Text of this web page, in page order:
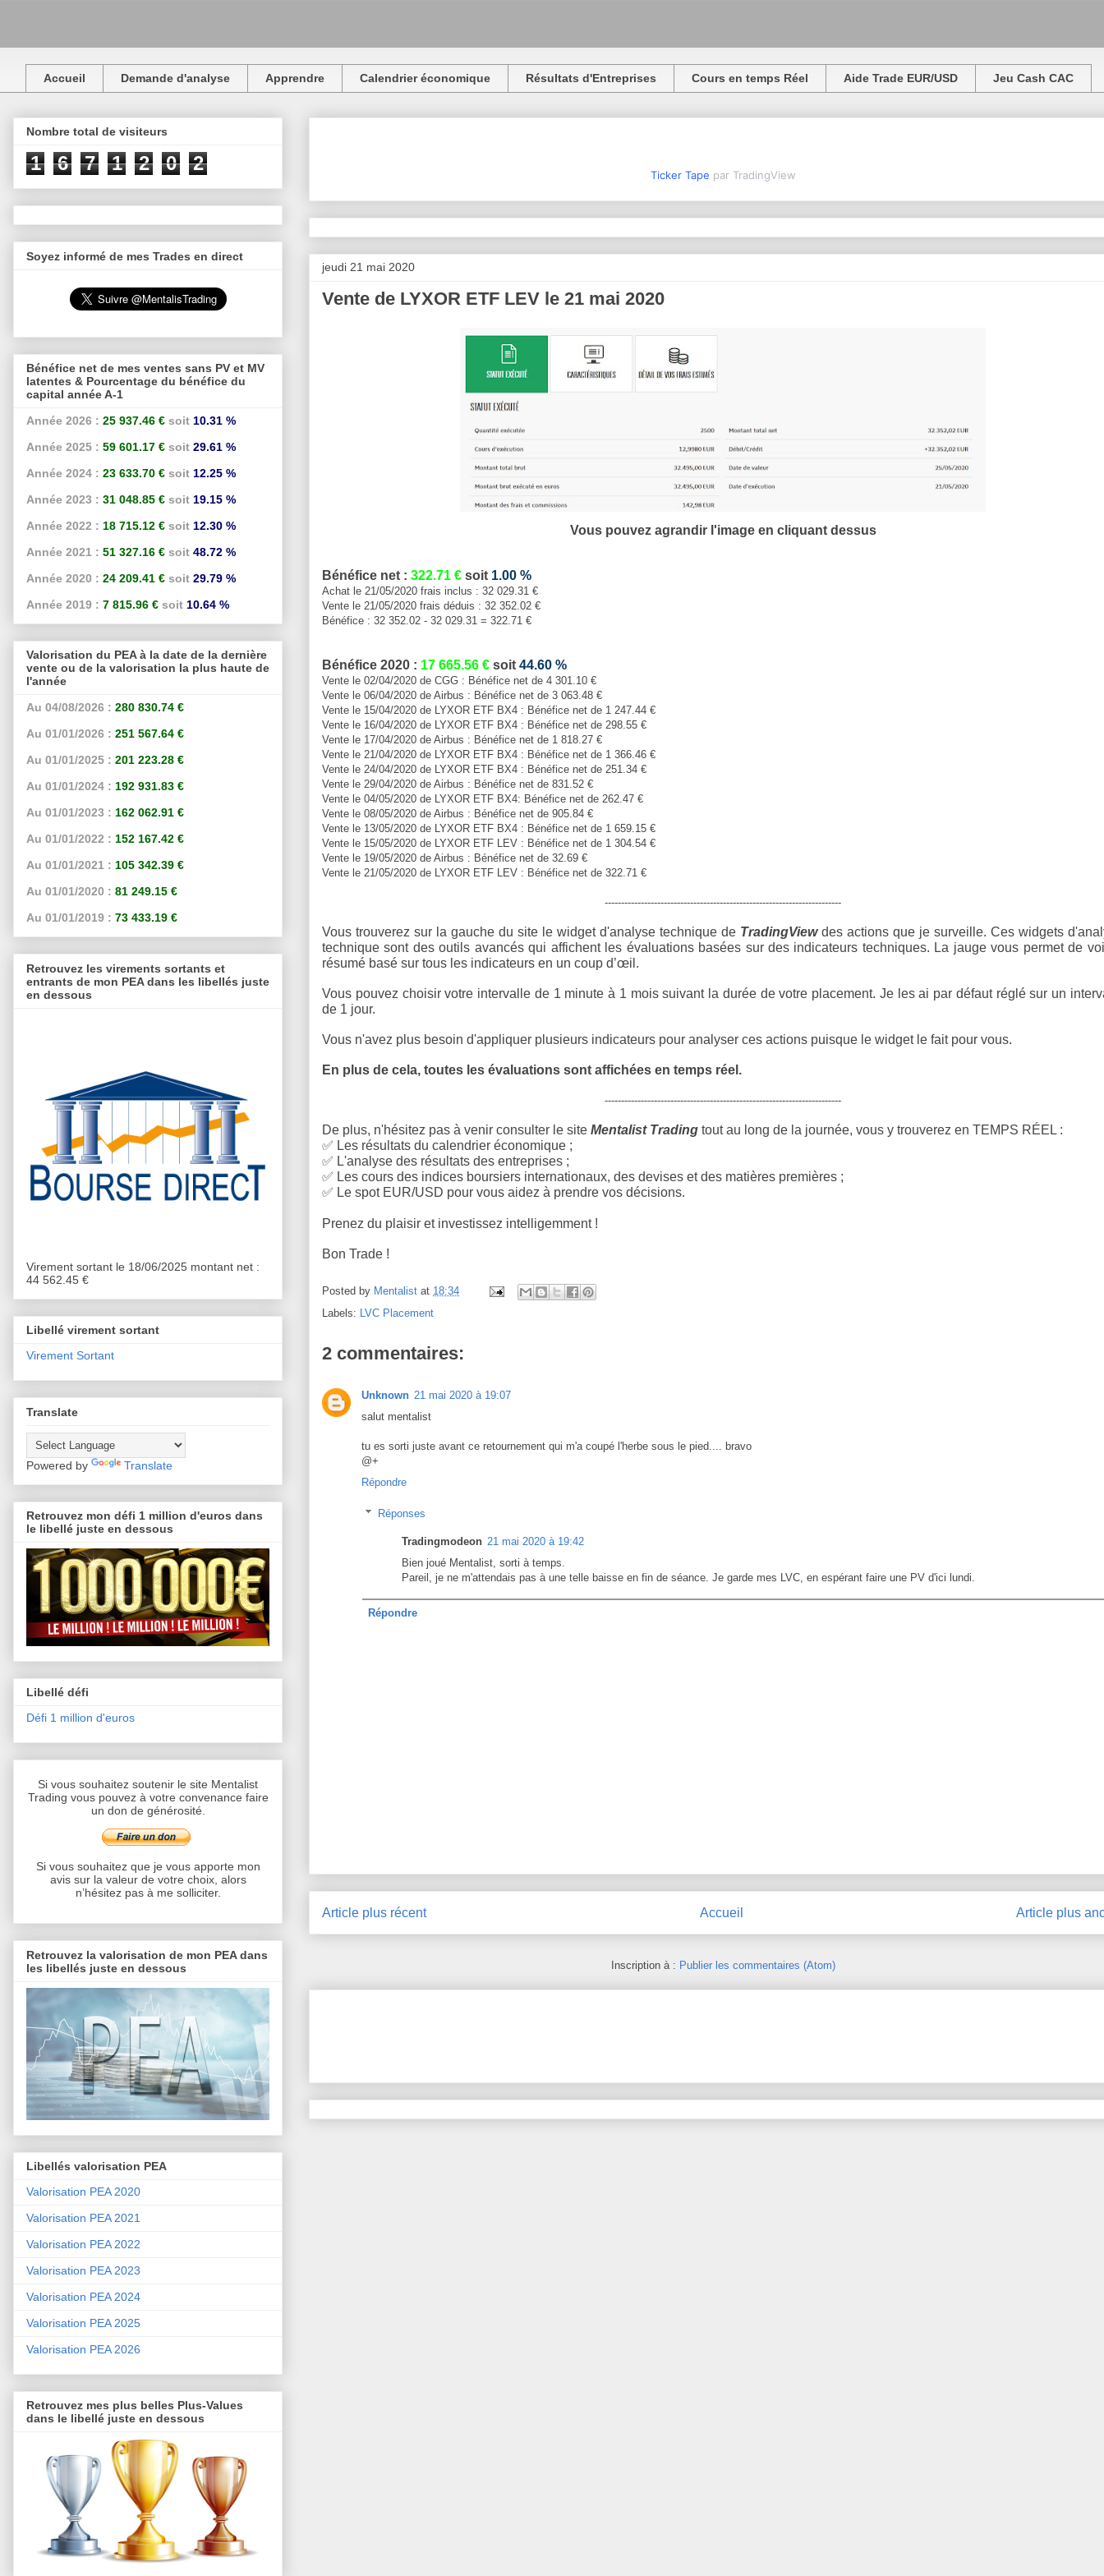
Accueil Demande d'analyse Apprendre Calendrier économique Résultats d'Entreprises Cours en temps Réel Aide Trade EUR/USD Jeu Cash CAC
Ticker Tape par TradingView
jeudi 21 mai 2020
Vente de LYXOR ETF LEV le 21 mai 2020
Vous pouvez agrandir l'image en cliquant dessus
Bénéfice net : 322.71 € soit 1.00 %
Achat le 21/05/2020 frais inclus : 32 029.31 €
Vente le 21/05/2020 frais déduis : 32 352.02 €
Bénéfice : 32 352.02 - 32 029.31 = 322.71 €
Bénéfice 2020 : 17 665.56 € soit 44.60 %
Vente le 02/04/2020 de CGG : Bénéfice net de 4 301.10 €
Vente le 06/04/2020 de Airbus : Bénéfice net de 3 063.48 €
Vente le 15/04/2020 de LYXOR ETF BX4 : Bénéfice net de 1 247.44 €
Vente le 16/04/2020 de LYXOR ETF BX4 : Bénéfice net de 298.55 €
Vente le 17/04/2020 de Airbus : Bénéfice net de 1 818.27 €
Vente le 21/04/2020 de LYXOR ETF BX4 : Bénéfice net de 1 366.46 €
Vente le 24/04/2020 de LYXOR ETF BX4 : Bénéfice net de 251.34 €
Vente le 29/04/2020 de Airbus : Bénéfice net de 831.52 €
Vente le 04/05/2020 de LYXOR ETF BX4: Bénéfice net de 262.47 €
Vente le 08/05/2020 de Airbus : Bénéfice net de 905.84 €
Vente le 13/05/2020 de LYXOR ETF BX4 : Bénéfice net de 1 659.15 €
Vente le 15/05/2020 de LYXOR ETF LEV : Bénéfice net de 1 304.54 €
Vente le 19/05/2020 de Airbus : Bénéfice net de 32.69 €
Vente le 21/05/2020 de LYXOR ETF LEV : Bénéfice net de 322.71 €
------------------------------------------------------------------------
Vous trouverez sur la gauche du site le widget d'analyse technique de TradingViewdes actions que je surveille. Ces widgets
technique sont des outils avancés qui affichent les évaluations basées sur des indicateurs techniques. La jauge vous permet de
résumé basé sur tous les indicateurs en un coup d’œil.
Vous pouvez choisir votre intervalle de 1 minute à 1 mois suivant la durée de votre placement. Je les ai par défaut réglé sur un
de 1 jour.
Vous n'avez plus besoin d'appliquer plusieurs indicateurs pour analyser ces actions puisque le widget le fait pour vous.
En plus de cela, toutes les évaluations sont affichées en temps réel.
------------------------------------------------------------------------
De plus, n'hésitez pas à venir consulter le site Mentalist Trading tout au long de la journée, vous y trouverez en TEMPS RÉEL :
✅ Les résultats du calendrier économique ;
✅ L'analyse des résultats des entreprises ;
✅ Les cours des indices boursiers internationaux, des devises et des matières premières ;
✅ Le spot EUR/USD pour vous aidez à prendre vos décisions.
Prenez du plaisir et investissez intelligemment !
Bon Trade !
Posted by Mentalist at 18:34
Labels:
LVC Placement
2 commentaires:
Unknown 21 mai 2020 à 19:07
salut mentalist
tu es sorti juste avant ce retournement qui m'a coupé l'herbe sous le pied.... bravo
@+
Répondre
Réponses
Tradingmodeon 21 mai 2020 à 19:42
Bien joué Mentalist, sorti à temps.
Pareil, je ne m'attendais pas à une telle baisse en fin de séance. Je garde mes LVC, en espérant faire une PV d'ici lundi.
Répondre
Article plus récent Article plus
Accueil
Inscription à : Publier les commentaires (Atom)
Nombre total de visiteurs
1 6 7 1 2 0 2
Soyez informé de mes Trades en direct
Bénéfice net de mes ventes sans PV et MV
latentes & Pourcentage du bénéfice du
capital année A-1
Année 2026 : 25 937.46 € soit 10.31 %
Année 2025 : 59 601.17 € soit 29.61 %
Année 2024 : 23 633.70 € soit 12.25 %
Année 2023 : 31 048.85 € soit 19.15 %
Année 2022 : 18 715.12 € soit 12.30 %
Année 2021 : 51 327.16 € soit 48.72 %
Année 2020 : 24 209.41 € soit 29.79 %
Année 2019 : 7 815.96 € soit 10.64 %
Valorisation du PEA à la date de la dernière
vente ou de la valorisation la plus haute de
l'année
Au 04/08/2026 : 280 830.74 €
Au 01/01/2026 : 251 567.64 €
Au 01/01/2025 : 201 223.28 €
Au 01/01/2024 : 192 931.83 €
Au 01/01/2023 : 162 062.91 €
Au 01/01/2022 : 152 167.42 €
Au 01/01/2021 : 105 342.39 €
Au 01/01/2020 : 81 249.15 €
Au 01/01/2019 : 73 433.19 €
Retrouvez les virements sortants et
entrants de mon PEA dans les libellés juste
en dessous
Virement sortant le 18/06/2025 montant net :
44 562.45 €
Libellé virement sortant
Virement Sortant
Translate
Powered by Translate
Retrouvez mon défi 1 million d'euros dans
le libellé juste en dessous
Libellé défi
Défi 1 million d'euros
Si vous souhaitez soutenir le site Mentalist
Trading vous pouvez à votre convenance faire
un don de générosité.
Si vous souhaitez que je vous apporte mon
avis sur la valeur de votre choix, alors
n’hésitez pas à me solliciter.
Retrouvez la valorisation de mon PEA dans
les libellés juste en dessous
Libellés valorisation PEA
Valorisation PEA 2020
Valorisation PEA 2021
Valorisation PEA 2022
Valorisation PEA 2023
Valorisation PEA 2024
Valorisation PEA 2025
Valorisation PEA 2026
Retrouvez mes plus belles Plus-Values
dans le libellé juste en dessous